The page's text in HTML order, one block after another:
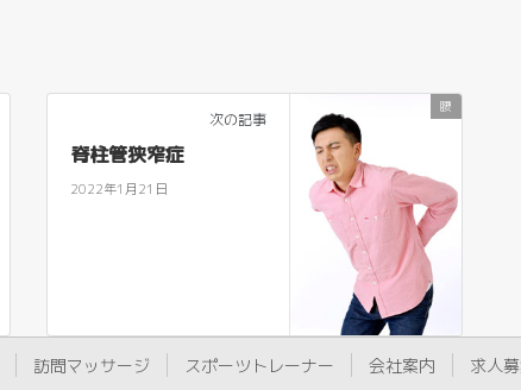
腰
次の記事
脊柱管狭窄症
2022年1月21日
訪問マッサージ スポーツトレーナー 会社案内 求人